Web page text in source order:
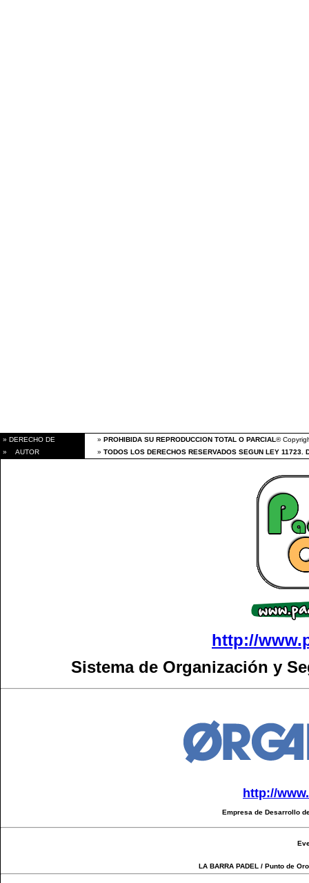
» DERECHO DE » PROHIBIDA SU REPRODUCCION TOTAL O PARCIAL®
» AUTOR
» TODOS LOS DERECHOS RESERVADOS SEGUN LEY
http://
Sistema de Organización y
http://
Empresa de Desarrollo
LA BARRA PADEL / Punto de